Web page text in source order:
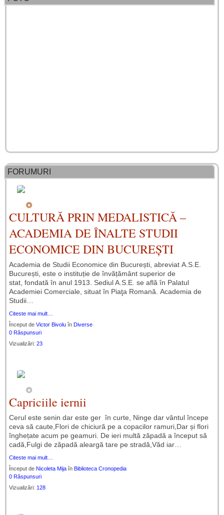
FORUMURI
CULTURĂ PRIN MEDALISTICĂ –
ACADEMIA DE ÎNALTE STUDII
ECONOMICE DIN BUCUREȘTI
Academia de Studii Economice din București, abreviat A.S.E.
București, este o instituție de învățământ superior de
stat, fondată în anul 1913. Sediul A.S.E. se află în Palatul
Academiei Comerciale, situat în Piaţa Romană. Academia de
Studii…
Citeste mai mult…
Început de Victor Bivolu în Diverse
0 Răspunsuri
Vizualizări: 23
Capriciile iernii
Cerul este senin dar este ger în curte, Ninge dar vântul începe
ceva să caute,Flori de chiciură pe a copacilor ramuri,Dar și flori
înghețate acum pe geamuri. De ieri multă zăpadă a început să
cadă,Fulgi de zăpadă aleargă tare pe stradă,Văd iar…
Citeste mai mult…
Început de Nicoleta Mija în Biblioteca Cronopedia
0 Răspunsuri
Vizualizări: 128